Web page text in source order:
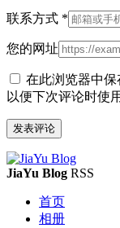
联系方式 *
您的网址
在此浏览器中保
以便下次评论时使用
JiaYu Blog RSS
首页
相册